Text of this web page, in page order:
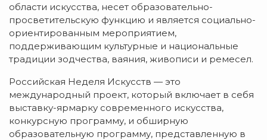
области искусства, несет образовательно-
просветительскую функцию и является социально-
ориентированным мероприятием,
поддерживающим культурные и национальные
традиции зодчества, ваяния, живописи и ремесел.
Российская Неделя Искусств — это
международный проект, который включает в себя
выставку-ярмарку современного искусства,
конкурсную программу, и обширную
образовательную программу, представленную в